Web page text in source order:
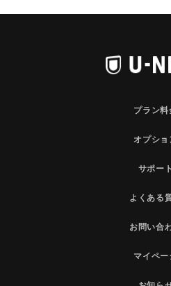
プラン料
オプショ
サポート
よくある
お問い合
マイペー